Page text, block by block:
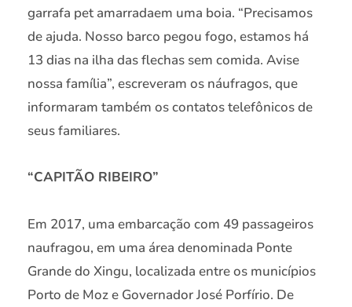
garrafa pet amarradaem uma boia. “Precisamos
de ajuda. Nosso barco pegou fogo, estamos há
13 dias na ilha das flechas sem comida. Avise
nossa família”, escreveram os náufragos, que
informaram também os contatos telefônicos de
seus familiares.
“CAPITÃO RIBEIRO”
Em 2017, uma embarcação com 49 passageiros
naufragou, em uma área denominada Ponte
Grande do Xingu, localizada entre os municípios
Porto de Moz e Governador José Porfírio. De